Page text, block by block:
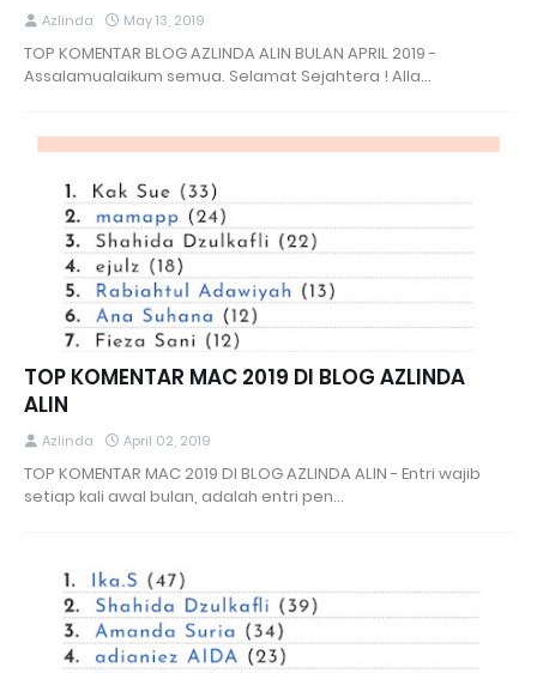
Azlinda May 13, 2019
TOP KOMENTAR BLOG AZLINDA ALIN BULAN APRIL 2019 -
Assalamualaikum semua. Selamat Sejahtera ! Alla…
TOP KOMENTAR MAC 2019 DI BLOG AZLINDA
ALIN
Azlinda April 02, 2019
TOP KOMENTAR MAC 2019 DI BLOG AZLINDA ALIN - Entri wajib
setiap kali awal bulan, adalah entri pen…